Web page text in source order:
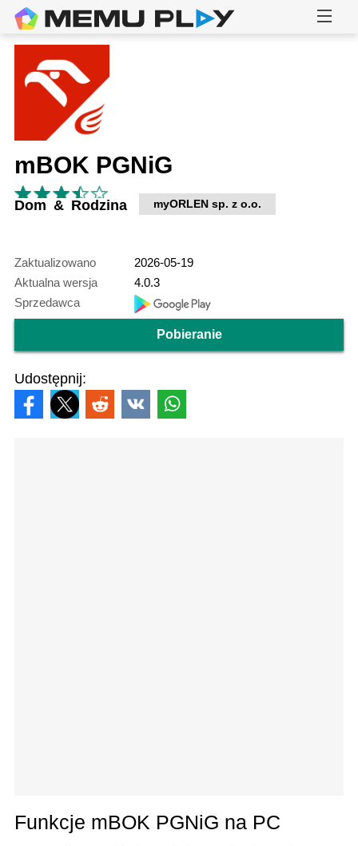
mBOK PGNiG
Dom & Rodzina myORLEN sp. z o.o.
Zaktualizowano
2026-05-19
Aktualna wersja
4.0.3
Sprzedawca
Pobieranie
Udostępnij:
Funkcje mBOK PGNiG na PC